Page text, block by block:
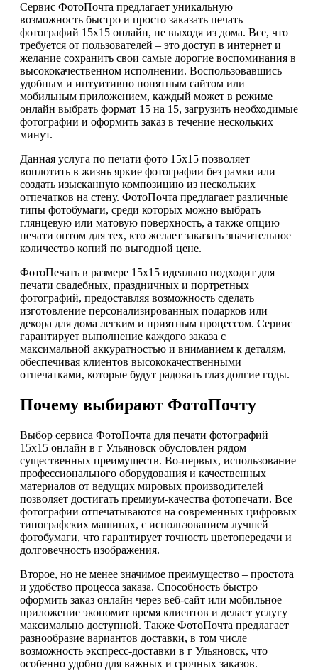
Сервис ФотоПочта предлагает уникальную
возможность быстро и просто заказать печать
фотографий 15х15 онлайн, не выходя из дома. Все, что
требуется от пользователей – это доступ в интернет и
желание сохранить свои самые дорогие воспоминания в
высококачественном исполнении. Воспользовавшись
удобным и интуитивно понятным сайтом или
мобильным приложением, каждый может в режиме
онлайн выбрать формат 15 на 15, загрузить необходимые
фотографии и оформить заказ в течение нескольких
минут.
Данная услуга по печати фото 15х15 позволяет
воплотить в жизнь яркие фотографии без рамки или
создать изысканную композицию из нескольких
отпечатков на стену. ФотоПочта предлагает различные
типы фотобумаги, среди которых можно выбрать
глянцевую или матовую поверхность, а также опцию
печати оптом для тех, кто желает заказать значительное
количество копий по выгодной цене.
ФотоПечать в размере 15х15 идеально подходит для
печати свадебных, праздничных и портретных
фотографий, предоставляя возможность сделать
изготовление персонализированных подарков или
декора для дома легким и приятным процессом. Сервис
гарантирует выполнение каждого заказа с
максимальной аккуратностью и вниманием к деталям,
обеспечивая клиентов высококачественными
отпечатками, которые будут радовать глаз долгие годы.
Почему выбирают ФотоПочту
Выбор сервиса ФотоПочта для печати фотографий
15х15 онлайн в г Ульяновск обусловлен рядом
существенных преимуществ. Во-первых, использование
профессионального оборудования и качественных
материалов от ведущих мировых производителей
позволяет достигать премиум-качества фотопечати. Все
фотографии отпечатываются на современных цифровых
типографских машинах, с использованием лучшей
фотобумаги, что гарантирует точность цветопередачи и
долговечность изображения.
Второе, но не менее значимое преимущество – простота
и удобство процесса заказа. Способность быстро
оформить заказ онлайн через веб-сайт или мобильное
приложение экономит время клиентов и делает услугу
максимально доступной. Также ФотоПочта предлагает
разнообразие вариантов доставки, в том числе
возможность экспресс-доставки в г Ульяновск, что
особенно удобно для важных и срочных заказов.